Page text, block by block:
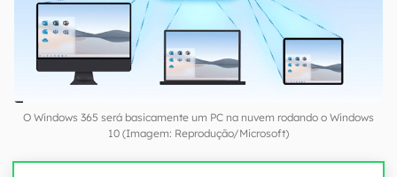
O Windows 365 será basicamente um PC na nuvem rodando o Windows
10 (Imagem: Reprodução/Microsoft)